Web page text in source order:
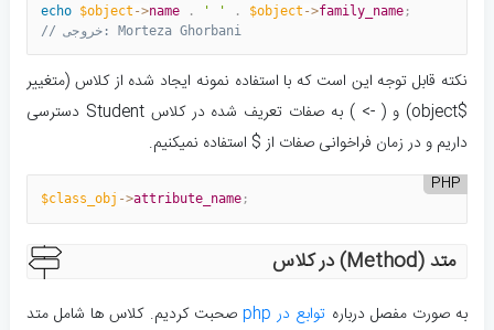
echo $object ->name . ' ' . $object ->family_name ;
// خروجی: Morteza Ghorbani
نکته قابل توجه این است که با استفاده نمونه ایجاد شده از کلاس (متغییر
$object) و ( -> ) به صفات تعریف شده در کلاس Student دسترسی
داریم و در زمان فراخوانی صفات از $ استفاده نمیکنیم.
PHP
$class_obj ->attribute_name ;
متد (Method) در کلاس
به صورت مفصل درباره توابع در php
صحبت کردیم. کلاس ها شامل متد